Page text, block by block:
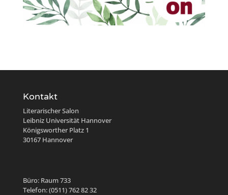
Kontakt
Literarischer Salon
Leibniz Universität Hannover
Königsworther Platz 1
30167 Hannover
Büro: Raum 733
Telefon: (0511) 762 82 32